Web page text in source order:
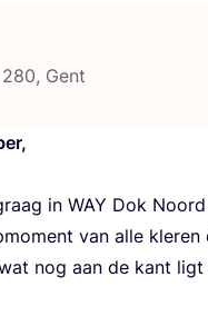
Gent
in WAY Dok
van alle
nog aan de kant